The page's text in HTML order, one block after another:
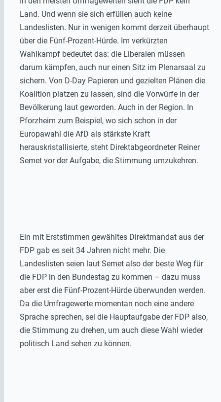
Land. Und wenn sie sich erfüllen auch keine
Landeslisten. Nur in wenigen kommt derzeit überhaupt
über die Fünf-Prozent-Hürde. Im verkürzten
Wahlkampf bedeutet das: die Liberalen müssen
darum kämpfen, auch nur einen Sitz im Plenarsaal zu
sichern. Von D-Day Papieren und gezielten Plänen die
Koalition platzen zu lassen, sind die Vorwürfe in der
Bevölkerung laut geworden. Auch in der Region. In
Pforzheim zum Beispiel, wo sich schon in der
Europawahl die AfD als stärkste Kraft
herauskristallisierte, steht Direktabgeordneter Reiner
Semet vor der Aufgabe, die Stimmung umzukehren.
Ein mit Erststimmen gewähltes Direktmandat aus der
FDP gab es seit 34 Jahren nicht mehr. Die
Landeslisten seien laut Semet also der beste Weg für
die FDP in den Bundestag zu kommen – dazu muss
aber erst die Fünf-Prozent-Hürde überwunden werden.
Da die Umfragewerte momentan noch eine andere
Sprache sprechen, sei die Hauptaufgabe der FDP also,
die Stimmung zu drehen, um auch diese Wahl wieder
politisch Land sehen zu können.